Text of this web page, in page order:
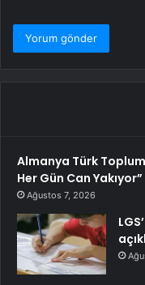
Almanya Türk
Her Gün Can Yakıyor”
Ağustos 7, 2026